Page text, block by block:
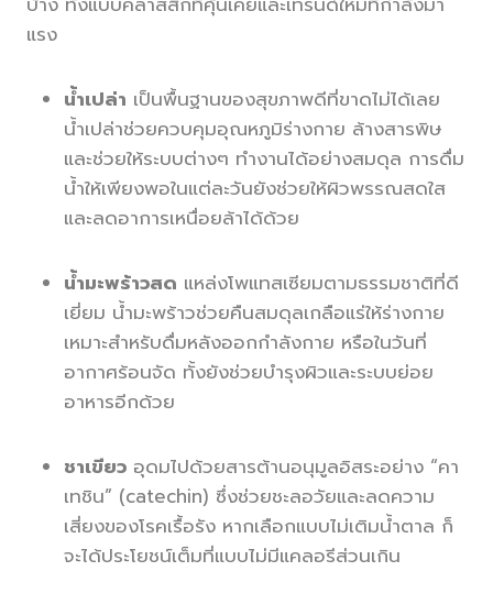
แรง
น้ำเปล่า เป็นพื้นฐานของสุขภาพดีที่ขาดไม่ได้เลย
น้ำเปล่าช่วยควบคุมอุณหภูมิร่างกาย ล้างสารพิษ
และช่วยให้ระบบต่างๆ ทำงานได้อย่างสมดุล การดื่ม
น้ำให้เพียงพอในแต่ละวันยังช่วยให้ผิวพรรณสดใส
และลดอาการเหนื่อยล้าได้ด้วย
น้ำมะพร้าวสด แหล่งโพแทสเซียมตามธรรมชาติที่ดี
เยี่ยม น้ำมะพร้าวช่วยคืนสมดุลเกลือแร่ให้ร่างกาย
เหมาะสำหรับดื่มหลังออกกำลังกาย หรือในวันที่
อากาศร้อนจัด ทั้งยังช่วยบำรุงผิวและระบบย่อย
อาหารอีกด้วย
ชาเขียว อุดมไปด้วยสารต้านอนุมูลอิสระอย่าง “คา
เทชิน” (catechin) ซึ่งช่วยชะลอวัยและลดความ
เสี่ยงของโรคเรื้อรัง หากเลือกแบบไม่เติมน้ำตาล ก็
จะได้ประโยชน์เต็มที่แบบไม่มีแคลอรีส่วนเกิน